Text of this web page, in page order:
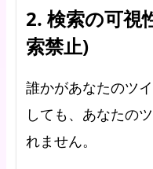
2. 検索の可視
索禁止)
誰かがあなたのツ
しても、あなたの
れません。